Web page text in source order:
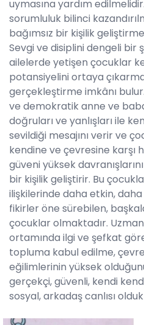
uymasına yardım
sorumluluk bilinci
bağımsız bir kişilik
Sevgi ve disiplini dengeli bir
ailelerde yetişen çocuklar
potansiyelini ortaya
gerçekleştirme imkânı
ve demokratik anne ve
doğruları ve yanlışları ile
sevildiği mesajını verir ve
kendine ve çevresine karşı
güveni yüksek
bir kişilik geliştirir. Bu
ilişkilerinde daha etkin,
fikirler öne sürebilen,
çocuklar olmaktadır.
ortamında ilgi ve şefkat
topluma kabul edilme,
eğilimlerinin yüksek
gerçekçi, güvenli, kendi
sosyal, arkadaş canlısı